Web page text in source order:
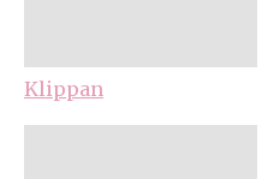
Klippan